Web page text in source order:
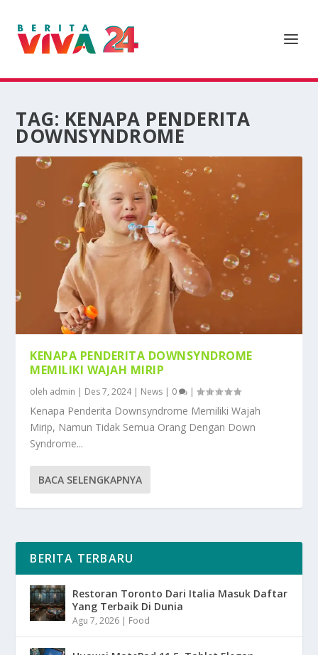
TAG: KENAPA PENDERITA
DOWNSYNDROME
KENAPA PENDERITA DOWNSYNDROME
MEMILIKI WAJAH MIRIP
oleh admin | Des 7, 2024| News | 0 |
Kenapa Penderita Downsyndrome Memiliki Wajah
Mirip, Namun Tidak Semua Orang Dengan Down
Syndrome...
BACA SELENGKAPNYA
BERITA TERBARU
Restoran Toronto Dari Italia Masuk Daftar
Yang Terbaik Di Dunia
Agu 7, 2026 | Food